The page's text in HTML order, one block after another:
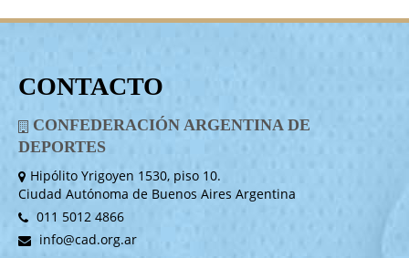
CONTACTO
CONFEDERACIÓN ARGENTINA DE
DEPORTES
Hipólito Yrigoyen 1530, piso 10.
Ciudad Autónoma de Buenos Aires Argentina
011 5012 4866
info@cad.org.ar